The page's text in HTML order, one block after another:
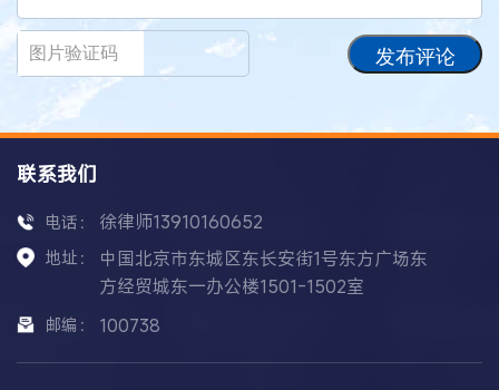
发布评论
联系我们
电话： 徐律师13910160652
地址：
中国北京市东城区东长安街1号东方广场东
方经贸城东一办公楼1501-1502室
邮编： 100738